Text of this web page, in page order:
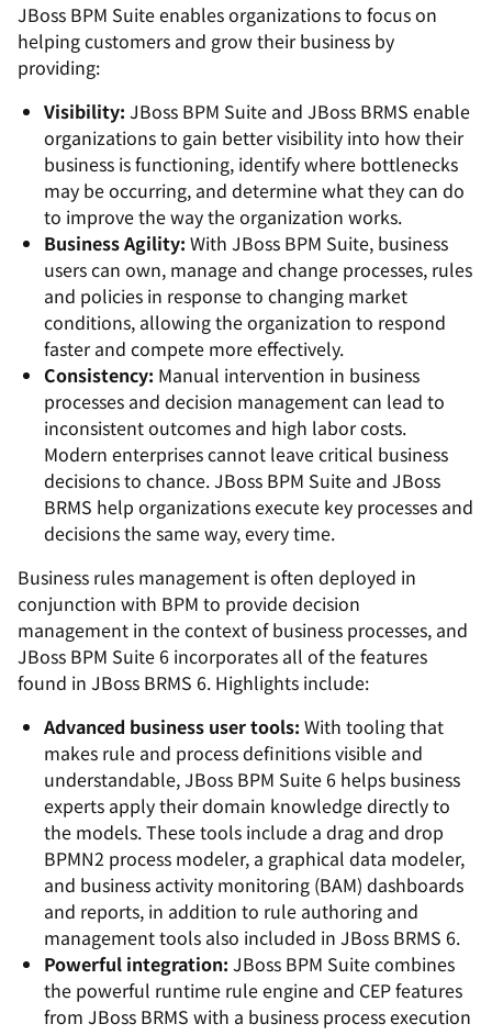
JBoss BPM Suite enables organizations to focus on
helping customers and grow their business by
providing:
Visibility: JBoss BPM Suite and JBoss BRMS enable
organizations to gain better visibility into how their
business is functioning, identify where bottlenecks
may be occurring, and determine what they can do
to improve the way the organization works.
Business Agility: With JBoss BPM Suite, business
users can own, manage and change processes, rules
and policies in response to changing market
conditions, allowing the organization to respond
faster and compete more effectively.
Consistency: Manual intervention in business
processes and decision management can lead to
inconsistent outcomes and high labor costs.
Modern enterprises cannot leave critical business
decisions to chance. JBoss BPM Suite and JBoss
BRMS help organizations execute key processes and
decisions the same way, every time.
Business rules management is often deployed in
conjunction with BPM to provide decision
management in the context of business processes, and
JBoss BPM Suite 6 incorporates all of the features
found in JBoss BRMS 6. Highlights include:
Advanced business user tools: With tooling that
makes rule and process definitions visible and
understandable, JBoss BPM Suite 6 helps business
experts apply their domain knowledge directly to
the models. These tools include a drag and drop
BPMN2 process modeler, a graphical data modeler,
and business activity monitoring (BAM) dashboards
and reports, in addition to rule authoring and
management tools also included in JBoss BRMS 6.
Powerful integration: JBoss BPM Suite combines
the powerful runtime rule engine and CEP features
from JBoss BRMS with a business process execution